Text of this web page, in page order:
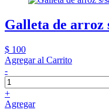
Galleta de arroz
$ 100
Agregar al Carrito
-
+
Agregar